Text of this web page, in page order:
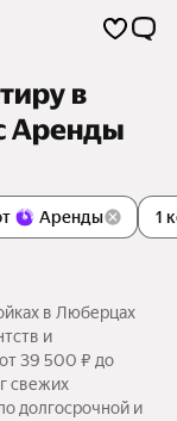
в
Аренды
Аренды 1
в Люберцах
и
39 500 ₽ до
свежих
долгосрочной и